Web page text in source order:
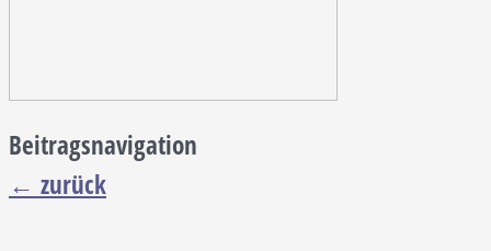
Beitragsnavigation
← zurück